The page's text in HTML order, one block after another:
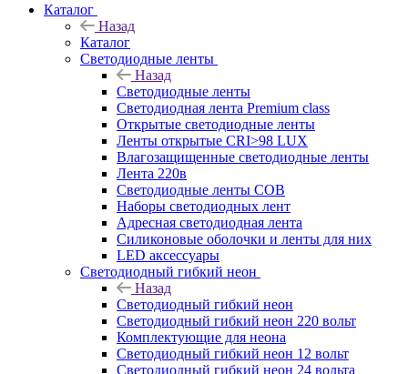
Каталог
Назад
Каталог
Светодиодные ленты
Назад
Светодиодные ленты
Светодиодная лента Premium class
Открытые светодиодные ленты
Ленты открытые CRI>98 LUX
Влагозащищенные светодиодные ленты
Лента 220в
Светодиодные ленты COB
Наборы светодиодных лент
Адресная светодиодная лента
Силиконовые оболочки и ленты для них
LED аксессуары
Светодиодный гибкий неон
Назад
Светодиодный гибкий неон
Светодиодный гибкий неон 220 вольт
Комплектующие для неона
Светодиодный гибкий неон 12 вольт
Светодиодный гибкий неон 24 вольта